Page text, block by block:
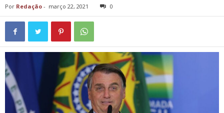
Por Redação - março 22, 2021 0